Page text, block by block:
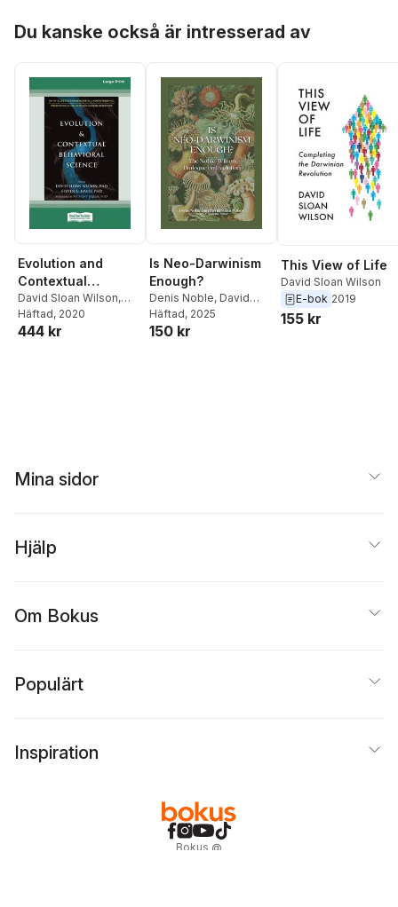
Du kanske också är intresserad av
Evolution and
Contextual
Behavioral Science
David Sloan Wilson,
Steven C Hayes
Häftad, 2020
444 kr
Is Neo-Darwinism
Enough?
Denis Noble, David
Sloan Wilson
Häftad, 2025
150 kr
This View of Life
David Sloan Wilson
E-bok 2019
155 kr
Mina sidor
Hjälp
Om Bokus
Populärt
Inspiration
Bokus @